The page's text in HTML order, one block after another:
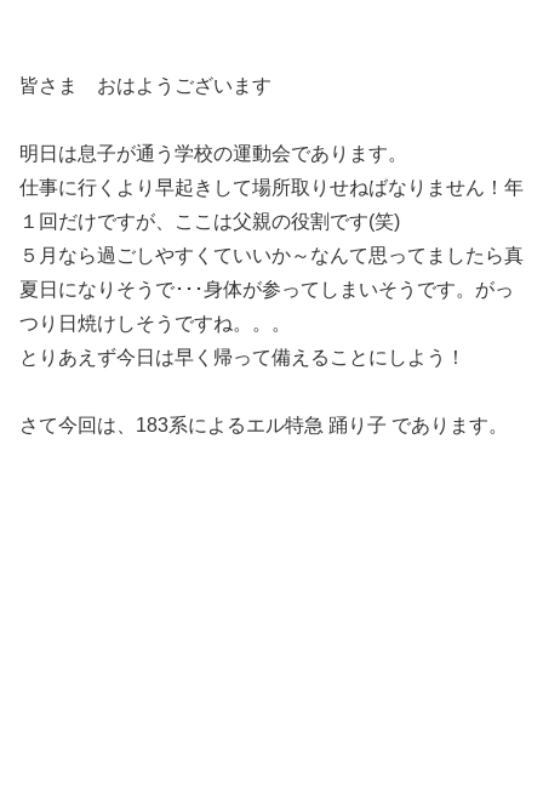
皆さま おはようございます
明日は息子が通う学校の運動会であります。
仕事に行くより早起きして場所取りせねばなりません！年
１回だけですが、ここは父親の役割です(笑)
５月なら過ごしやすくていいか～なんて思ってましたら真
夏日になりそうで･･･身体が参ってしまいそうです。がっ
つり日焼けしそうですね。。。
とりあえず今日は早く帰って備えることにしよう！
さて今回は、183系によるエル特急 踊り子 であります。